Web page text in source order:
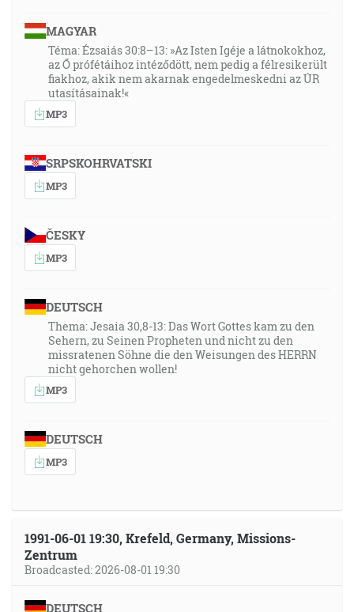
MAGYAR
Téma: Ézsaiás 30:8–13: »Az Isten Igéje a látnokokhoz,
az Ő prófétáihoz intéződött, nem pedig a félresikerült
fiakhoz, akik nem akarnak engedelmeskedni az ÚR
utasításainak!«
MP3
SRPSKOHRVATSKI
MP3
ČESKY
MP3
DEUTSCH
Thema: Jesaia 30,8-13: Das Wort Gottes kam zu den
Sehern, zu Seinen Propheten und nicht zu den
missratenen Söhne die den Weisungen des HERRN
nicht gehorchen wollen!
MP3
DEUTSCH
MP3
1991-06-01 19:30, Krefeld, Germany, Missions-
Zentrum
Broadcasted: 2026-08-01 19:30
DEUTSCH